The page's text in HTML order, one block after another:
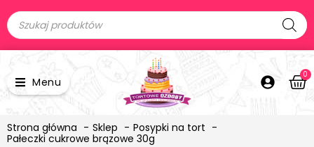
Menu
0
Strona główna Sklep
Posypki na tort
Pałeczki cukrowe brązowe 30g